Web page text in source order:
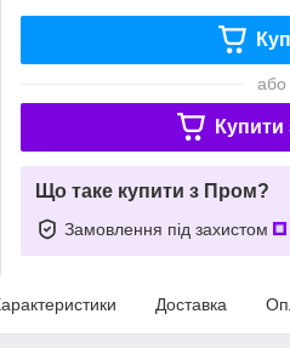
або
Купити
Що таке купити з Пром?
Замовлення під захистом
Доставка